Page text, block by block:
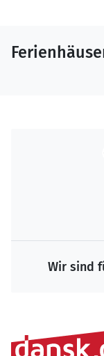
Wir sind